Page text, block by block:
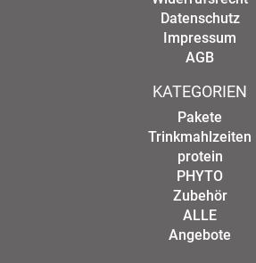
Datenschutz
Impressum
AGB
KATEGORIEN
Pakete
Trinkmahlzeiten
protein
PHYTO
Zubehör
ALLE
Angebote